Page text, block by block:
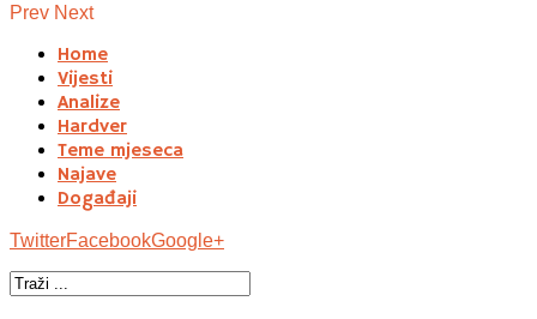
Prev Next
Home
Vijesti
Analize
Hardver
Teme mjeseca
Najave
Događaji
TwitterFacebookGoogle+